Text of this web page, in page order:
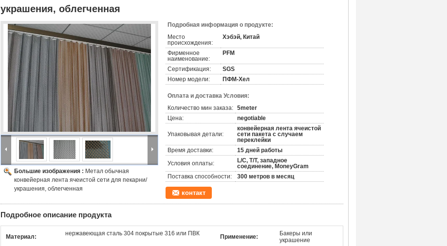
украшения, облегченная
Большие изображения : Метал обычная
конвейерная лента ячеистой сети для пекарни/
украшения, облегченная
Подробная информация о продукте:
Место
происхождения:
Хэбэй, Китай
Фирменное
наименование:
PFM
Сертификация:
SGS
Номер модели:
ПФМ-Хел
Оплата и доставка Условия:
Количество мин заказа: 5meter
Цена:
negotiable
Упаковывая детали:
конвейерная лента ячеистой
сети пакета с случаем
переклейки
Время доставки:
15 дней работы
Условия оплаты:
L/C, T/T, западное
соединение, MoneyGram
Поставка способности:
300 метров в месяц
контакт
Подробное описание продукта
Материал: нержавеющая сталь 304 покрытые 316 или ПВК Применение:
Бакеры или
украшение